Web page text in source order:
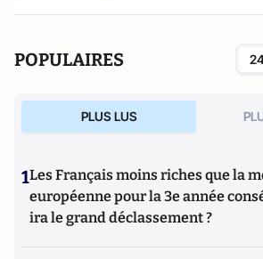
POPULAIRES
PLUS LUS
1Les Français moins riches que la
européenne pour la 3e année
ira le grand déclassement ?